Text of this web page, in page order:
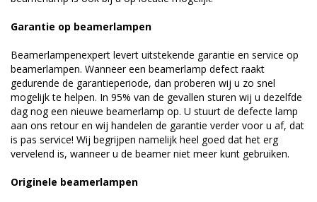
Garantie op beamerlampen
Beamerlampenexpert levert uitstekende garantie en service op
beamerlampen. Wanneer een beamerlamp defect raakt
gedurende de garantieperiode, dan proberen wij u zo snel
mogelijk te helpen. In 95% van de gevallen sturen wij u dezelfde
dag nog een nieuwe beamerlamp op. U stuurt de defecte lamp
aan ons retour en wij handelen de garantie verder voor u af, dat
is pas service! Wij begrijpen namelijk heel goed dat het erg
vervelend is, wanneer u de beamer niet meer kunt gebruiken.
Originele beamerlampen